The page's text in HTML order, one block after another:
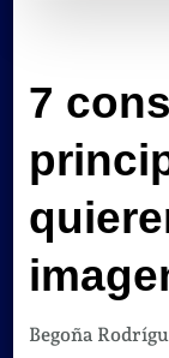
7
Begoña